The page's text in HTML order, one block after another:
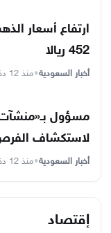
452 ريالا
أخبار السعودية•منذ 12 دقيقة
مسؤول
لاستكشاف الفرص
أخبار السعودية•منذ 12 دقيقة
إقتصاد